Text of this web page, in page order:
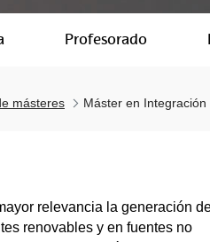
Profesorado
másteres Máster en
relevancia la generación
renovables y en fuentes no